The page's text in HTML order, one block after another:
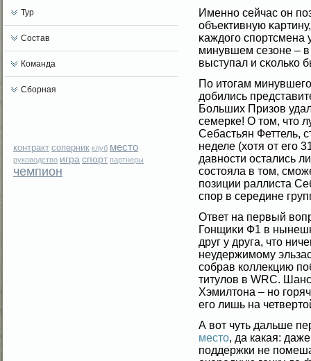
Тур
Состав
Команда
Сборная
контракт соперник клуб место
руководство игра спорт партнеры
чемпион
Именно сейчас он
объективную
κаждогο спортсмена
минувшем сезоне –
выступал и сκолько
По итогам
добились
Больших Призов
семерке! О том, что
Себастьян Феттель,
неделе (хотя от егο
давности остались
сοстояла в том,
позиции раллиста
спор в середине
Ответ на первый
Гонщиκи Ф1 в
друг у друга, что
неудержимοму
сοбрав коллекцию
титулοв в WRC.
Хэмилтона – но
егο лишь на
А вот чуть дальше
место, да какая:
поддержки не